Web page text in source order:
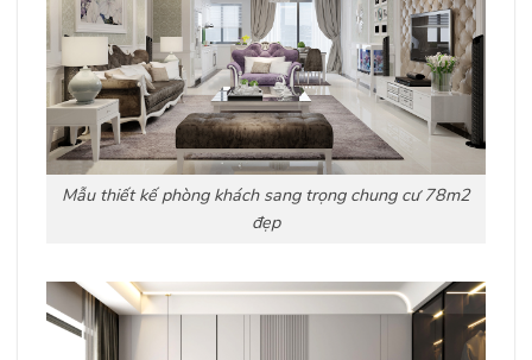
Mẫu thiết kế phòng khách sang trọng chung cư 78m2
đẹp